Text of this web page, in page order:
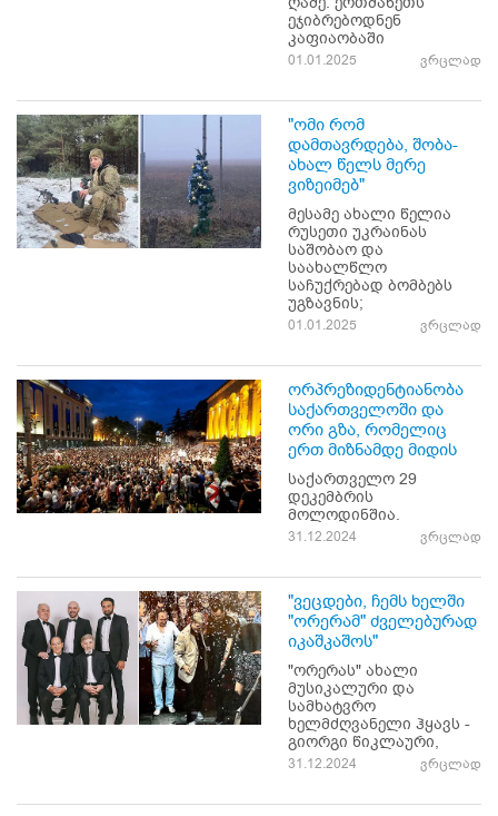
ეჯიბრებოდნენ
კაფიაობაში
01.01.2025 ვრცლად
"ომი რომ
დამთავრდება, შობა-
ახალ წელს მერე
ვიზეიმებ"
მესამე ახალი წელია
რუსეთი უკრაინას
საშობაო და
საახალწლო
საჩუქრებად ბომბებს
უგზავნის;
01.01.2025 ვრცლად
ორპრეზიდენტიანობა
საქართველოში და
ორი გზა, რომელიც
ერთ მიზნამდე მიდის
საქართველო 29
დეკემბრის
მოლოდინშია.
31.12.2024 ვრცლად
"ვეცდები, ჩემს ხელში
"ორერამ" ძველებურად
იკაშკაშოს"
"ორერას" ახალი
მუსიკალური და
სამხატვრო
ხელმძღვანელი ჰყავს -
გიორგი წიკლაური,
31.12.2024 ვრცლად